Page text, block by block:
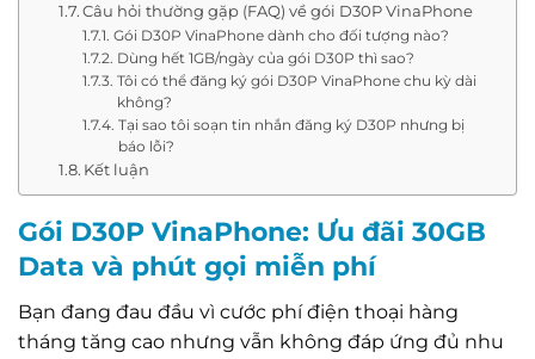
Câu hỏi thường gặp (FAQ) về gói D30P VinaPhone
Gói D30P VinaPhone dành cho đối tượng nào?
Dùng hết 1GB/ngày của gói D30P thì sao?
Tôi có thể đăng ký gói D30P VinaPhone chu kỳ dài
không?
Tại sao tôi soạn tin nhắn đăng ký D30P nhưng bị
báo lỗi?
Kết luận
Gói D30P VinaPhone: Ưu đãi 30GB
Data và phút gọi miễn phí
Bạn đang đau đầu vì cước phí điện thoại hàng
tháng tăng cao nhưng vẫn không đáp ứng đủ nhu